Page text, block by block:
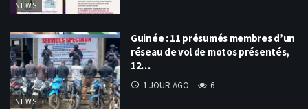
NEWS
NEWS
Guinée : 11 présumés membres d’un
réseau de vol de motos présentés,
12…
1 JOUR AGO 6